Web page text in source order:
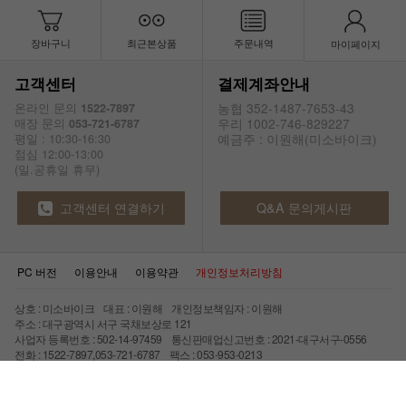
장바구니 최근본상품 주문내역 마이페이지
고객센터
온라인 문의 1522-7897
매장 문의 053-721-6787
평일 : 10:30-16:30
점심 12:00-13:00
(일.공휴일 휴무)
결제계좌안내
농협 352-1487-7653-43
우리 1002-746-829227
예금주 : 이원해(미소바이크)
고객센터 연결하기 Q&A 문의게시판
PC 버전 이용안내 이용약관 개인정보처리방침
상호 : 미소바이크 대표 : 이원해 개인정보책임자 : 이원해
주소 : 대구광역시 서구 국채보상로 121
사업자 등록번호 : 502-14-97459 통신판매업신고번호 : 2021-대구서구-0556
전화 : 1522-7897,053-721-6787 팩스 : 053-953-0213